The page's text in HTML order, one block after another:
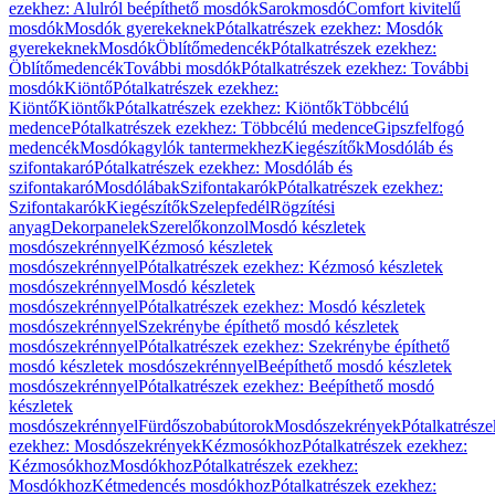
ezekhez: Alulról beépíthető mosdókSarokmosdóComfort kivitelű
mosdókMosdók gyerekeknekPótalkatrészek ezekhez: Mosdók
gyerekeknekMosdókÖblítőmedencékPótalkatrészek ezekhez:
ÖblítőmedencékTovábbi mosdókPótalkatrészek ezekhez: További
mosdókKiöntőPótalkatrészek ezekhez:
KiöntőKiöntőkPótalkatrészek ezekhez: KiöntőkTöbbcélú
medencePótalkatrészek ezekhez: Többcélú medenceGipszfelfogó
medencékMosdókagylók tantermekhezKiegészítőkMosdóláb és
szifontakaróPótalkatrészek ezekhez: Mosdóláb és
szifontakaróMosdólábakSzifontakarókPótalkatrészek ezekhez:
SzifontakarókKiegészítőkSzelepfedélRögzítési
anyagDekorpanelekSzerelőkonzolMosdó készletek
mosdószekrénnyelKézmosó készletek
mosdószekrénnyelPótalkatrészek ezekhez: Kézmosó készletek
mosdószekrénnyelMosdó készletek
mosdószekrénnyelPótalkatrészek ezekhez: Mosdó készletek
mosdószekrénnyelSzekrénybe építhető mosdó készletek
mosdószekrénnyelPótalkatrészek ezekhez: Szekrénybe építhető
mosdó készletek mosdószekrénnyelBeépíthető mosdó készletek
mosdószekrénnyelPótalkatrészek ezekhez: Beépíthető mosdó
készletek
mosdószekrénnyelFürdőszobabútorokMosdószekrények
ezekhez: MosdószekrényekKézmosókhozPótalkatrészek ezekhez:
KézmosókhozMosdókhozPótalkatrészek ezekhez:
MosdókhozKétmedencés mosdókhozPótalkatrészek ezekhez: